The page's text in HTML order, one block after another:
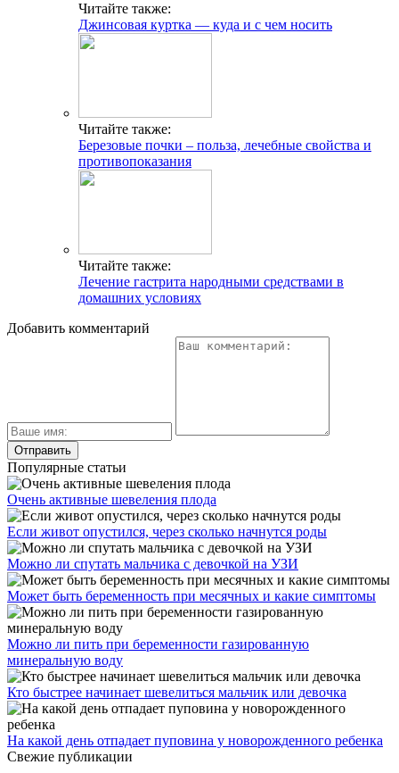
Читайте также:
Джинсовая куртка — куда и с чем носить
Читайте также:
Березовые почки – польза, лечебные свойства и
противопоказания
Читайте также:
Лечение гастрита народными средствами в
домашних условиях
Добавить комментарий
Популярные статьи
Очень активные шевеления плода
Если живот опустился, через сколько начнутся роды
Можно ли спутать мальчика с девочкой на УЗИ
Может быть беременность при месячных и какие симптомы
Можно ли пить при беременности газированную
минеральную воду
Кто быстрее начинает шевелиться мальчик или девочка
На какой день отпадает пуповина у новорожденного ребенка
Свежие публикации